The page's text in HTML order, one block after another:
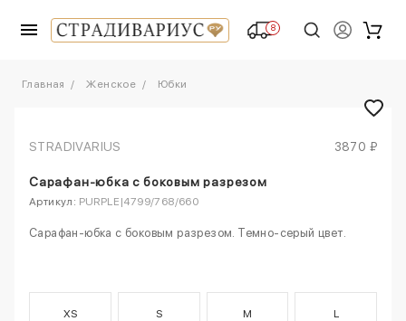
8
Главная Женское Юбки
STRADIVARIUS 3870 ₽
Сарафан-юбка с боковым разрезом
Артикул: PURPLE|4799/768/660
Сарафан-юбка с боковым разрезом. Темно-серый цвет.
XS S M L